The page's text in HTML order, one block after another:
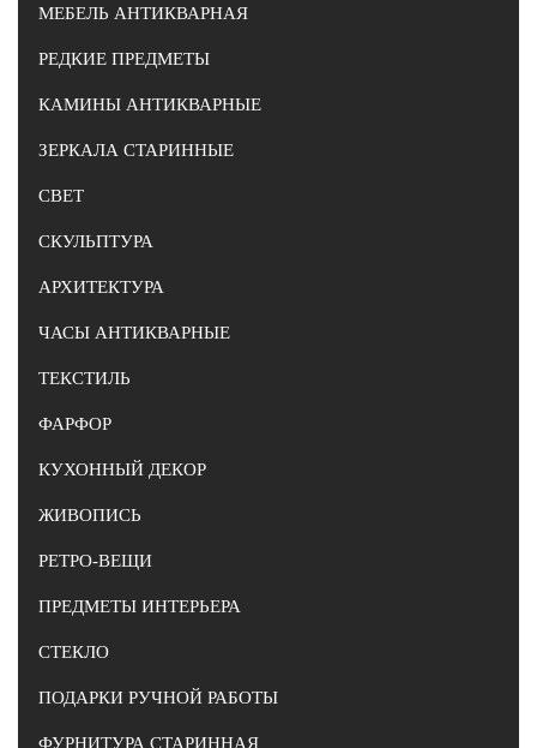
МЕБЕЛЬ АНТИКВАРНАЯ
РЕДКИЕ ПРЕДМЕТЫ
КАМИНЫ АНТИКВАРНЫЕ
ЗЕРКАЛА СТАРИННЫЕ
СВЕТ
СКУЛЬПТУРА
АРХИТЕКТУРА
ЧАСЫ АНТИКВАРНЫЕ
ТЕКСТИЛЬ
ФАРФОР
КУХОННЫЙ ДЕКОР
ЖИВОПИСЬ
РЕТРО-ВЕЩИ
ПРЕДМЕТЫ ИНТЕРЬЕРА
СТЕКЛО
ПОДАРКИ РУЧНОЙ РАБОТЫ
ФУРНИТУРА СТАРИННАЯ